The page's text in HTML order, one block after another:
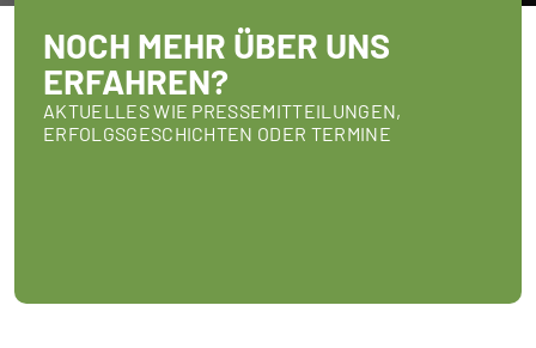
NOCH MEHR ÜBER UNS
ERFAHREN?
AKTUELLES WIE PRESSEMITTEILUNGEN,
ERFOLGSGESCHICHTEN ODER TERMINE